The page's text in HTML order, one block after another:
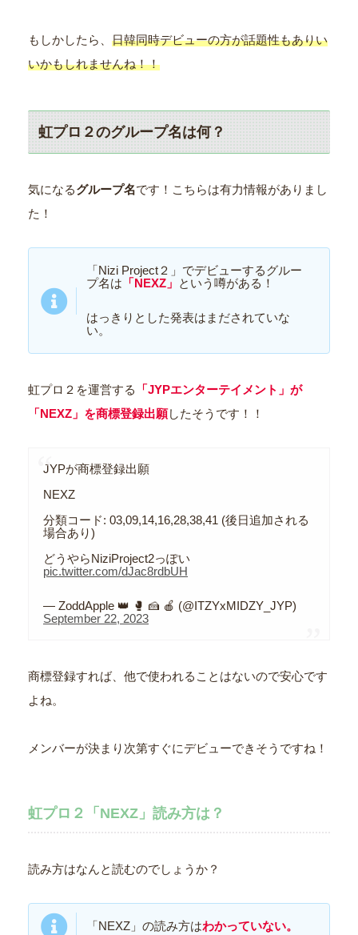
もしかしたら、 日韓同時デビューの方が話題性もありい
いかもしれませんね！！
虹プロ２のグループ名は何？
気になるグループ名です！こちらは有力情報がありまし
た！
「Nizi Project２」でデビューするグルー
プ名は 「NEXZ」 という噂がある！
はっきりとした発表はまだされていな
い。
虹プロ２を運営する
「JYPエンターテイメント」が
「NEXZ」を商標登録出願したそうです！！
JYPが商標登録出願
NEXZ
分類コード: 03,09,14,16,28,38,41 (後日追加される
場合あり)
どうやらNiziProject2っぽい
pic.twitter.com/dJac8rdbUH
— ZoddApple 👑 🥊 🍰 🍎 (@ITZYxMIDZY_JYP)
September 22, 2023
商標登録すれば、他で使われることはないので安心です
よね。
メンバーが決まり次第すぐにデビューできそうですね！
虹プロ２「NEXZ」読み方は？
読み方はなんと読むのでしょうか？
「NEXZ」の読み方はわかっていない。